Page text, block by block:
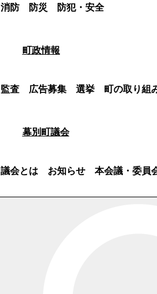
消防 防災
防犯・安全
町政情報
監査 広告募集 選挙 町の取り組
幕別町議会
議会とは お知らせ 本会議・委員